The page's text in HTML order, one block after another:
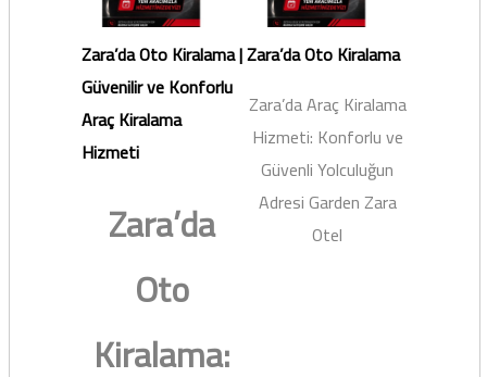
Zara’da Oto Kiralama |
Güvenilir ve Konforlu
Araç Kiralama
Hizmeti
Zara’da
Oto
Kiralama:
Zara’da Oto Kiralama
Zara’da Araç Kiralama
Hizmeti: Konforlu ve
Güvenli Yolculuğun
Adresi Garden Zara
Otel